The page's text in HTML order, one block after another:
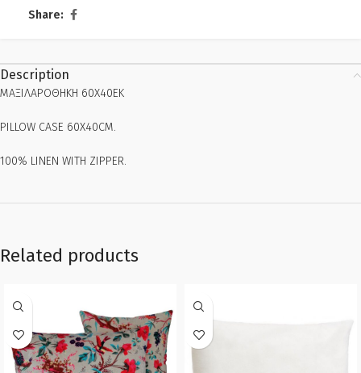
Share:
Description
MAΞΙΛΑΡΟΘΗΚΗ 60Χ40ΕΚ
PILLOW CASE 60X40CM.
100% LINEN WITH ZIPPER.
Related products